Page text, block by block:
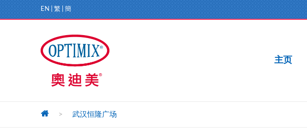
EN 繁 簡
主页
> 武汉恒隆广场